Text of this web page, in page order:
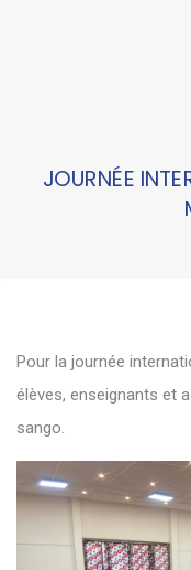
JOURNÉE
Pour la journée
élèves, enseignants et
sango.